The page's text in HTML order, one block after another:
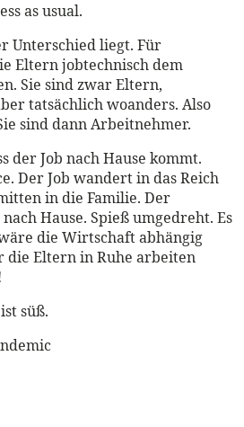
as usual.
Unterschied liegt. Für
Eltern jobtechnisch dem
Sie sind zwar Eltern,
tatsächlich woanders. Also
sind dann Arbeitnehmer.
der Job nach Hause kommt.
Der Job wandert in das Reich
in die Familie. Der
Hause. Spieß umgedreht. Es
die Wirtschaft abhängig
die Eltern in Ruhe arbeiten
süß.